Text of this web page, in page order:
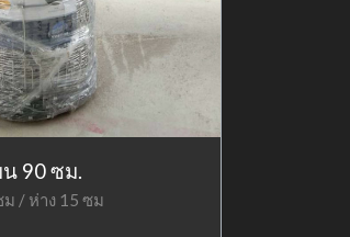
90 ซม.
ม / ห่าง 15 ซม